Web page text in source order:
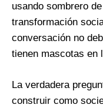
usando sombrero
transformación
conversación no
tienen mascotas en
La verdadera
construir como